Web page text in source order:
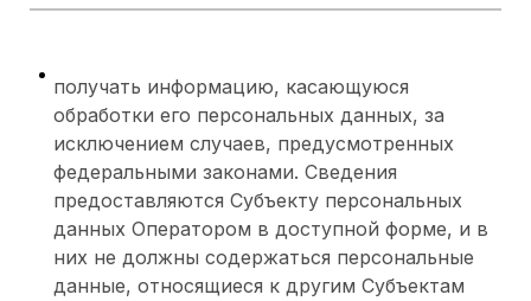
получать информацию, касающуюся
обработки его персональных данных, за
исключением случаев, предусмотренных
федеральными законами. Сведения
предоставляются Субъекту персональных
данных Оператором в доступной форме, и в
них не должны содержаться персональные
данные, относящиеся к другим Субъектам